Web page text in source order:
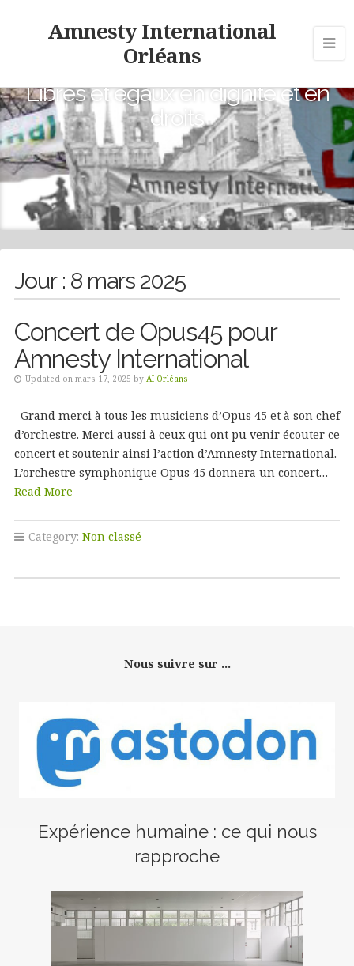
Amnesty International
Orléans
Libres et égaux en dignité et en
droits
Jour : 8 mars 2025
Concert de Opus45 pour
Amnesty International
Updated on mars 17, 2025 by AI Orléans
Grand merci à tous les musiciens d’Opus 45 et à son chef
d’orchestre. Merci aussi à ceux qui ont pu venir écouter ce
concert et soutenir ainsi l’action d’Amnesty International.
L’orchestre symphonique Opus 45 donnera un concert…
Read More
Category: Non classé
Nous suivre sur ...
Expérience humaine : ce qui nous
rapproche